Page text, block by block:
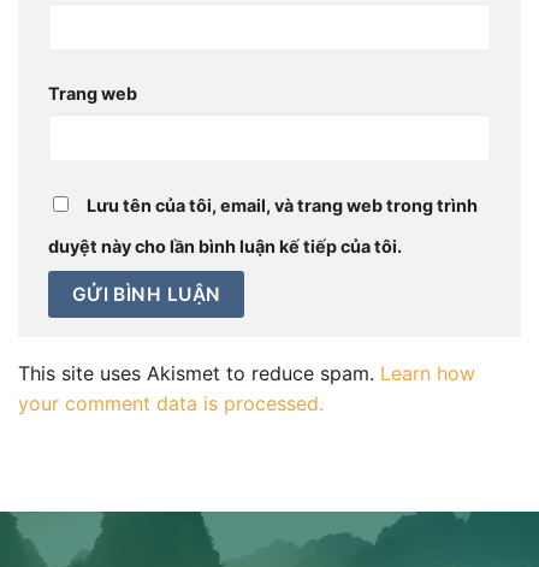
Trang web
Lưu tên của tôi, email, và trang web trong trình
duyệt này cho lần bình luận kế tiếp của tôi.
This site uses Akismet to reduce spam. Learn how
your comment data is processed.